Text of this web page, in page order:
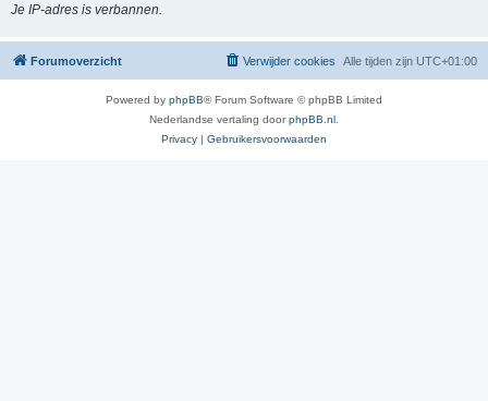
Je IP-adres is verbannen.
Forumoverzicht Alle tijden zijn UTC+01:00
Verwijder cookies
Powered by phpBB® Forum Software © phpBB Limited
Nederlandse vertaling doorphpBB.nl
Privacy | Gebruikersvoorwaarden